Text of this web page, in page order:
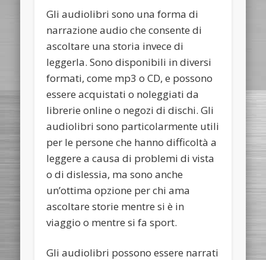
Gli audiolibri sono una forma di
narrazione audio che consente di
ascoltare una storia invece di
leggerla. Sono disponibili in diversi
formati, come mp3 o CD, e possono
essere acquistati o noleggiati da
librerie online o negozi di dischi. Gli
audiolibri sono particolarmente utili
per le persone che hanno difficoltà a
leggere a causa di problemi di vista
o di dislessia, ma sono anche
un’ottima opzione per chi ama
ascoltare storie mentre si è in
viaggio o mentre si fa sport.
Gli audiolibri possono essere narrati